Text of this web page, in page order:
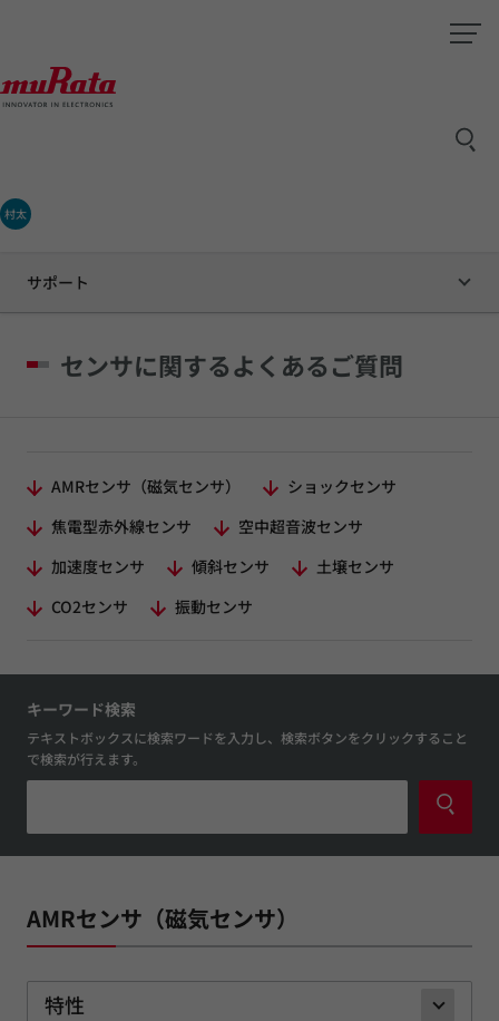
村太
サポート
センサに関するよくあるご質問
AMRセンサ（磁気センサ）
ショックセンサ
焦電型赤外線センサ
空中超音波センサ
加速度センサ
傾斜センサ
土壌センサ
CO2センサ
振動センサ
キーワード検索
テキストボックスに検索ワードを入力し、検索ボタンをクリックすること
で検索が行えます。
AMRセンサ（磁気センサ）
特性